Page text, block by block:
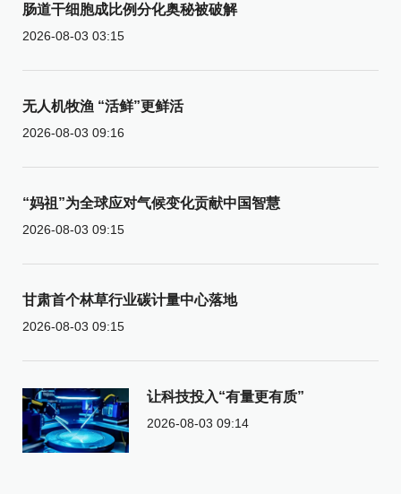
肠道干细胞成比例分化奥秘被破解
2026-08-03 03:15
无人机牧渔 “活鲜”更鲜活
2026-08-03 09:16
“妈祖”为全球应对气候变化贡献中国智慧
2026-08-03 09:15
甘肃首个林草行业碳计量中心落地
2026-08-03 09:15
让科技投入“有量更有质”
2026-08-03 09:14